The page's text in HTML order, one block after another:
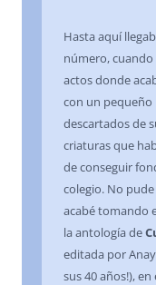
Hasta aquí
número, cuando
actos donde
con un
descartados de
criaturas que
de conseguir
colegio. No
acabé tomando
la antología de
editada por
sus 40 años!),